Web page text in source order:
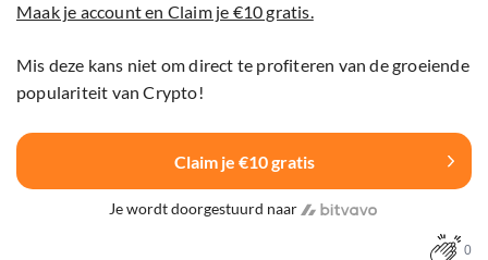
Maak je account en Claim je €10 gratis.
Mis deze kans niet om direct te profiteren van de groeiende
populariteit van Crypto!
Claim je €10 gratis
Je wordt doorgestuurd naar
0